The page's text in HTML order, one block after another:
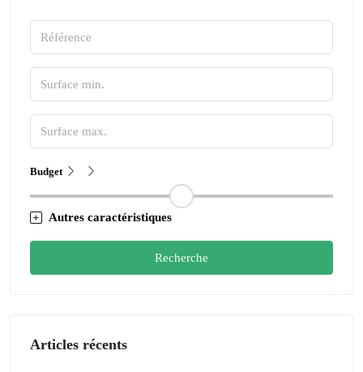
Budget
Autres caractéristiques
Recherche
Articles récents